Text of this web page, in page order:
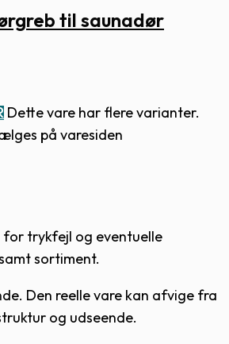
til saunadør
Dette vare har flere varianter.
på varesiden
trykfejl og eventuelle
sortiment.
Den reelle vare kan afvige fra
og udseende.